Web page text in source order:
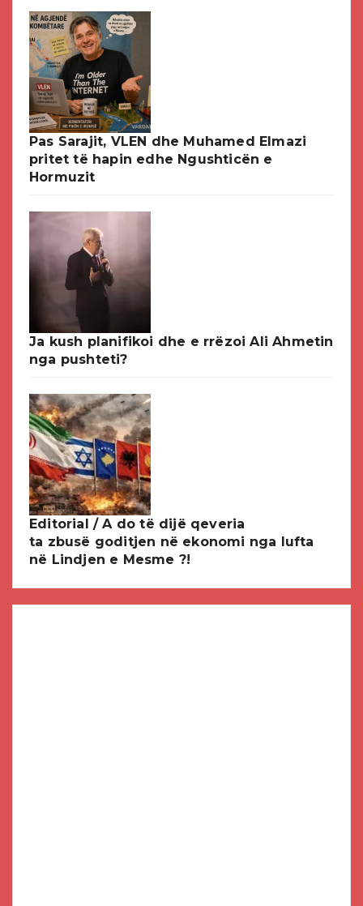
Pas Sarajit, VLEN dhe Muhamed Elmazi
pritet të hapin edhe Ngushticën e
Hormuzit
Ja kush planifikoi dhe e rrëzoi Ali Ahmetin
nga pushteti?
Editorial / A do të dijë qeveria
ta zbusë goditjen në ekonomi nga lufta
në Lindjen e Mesme ?!